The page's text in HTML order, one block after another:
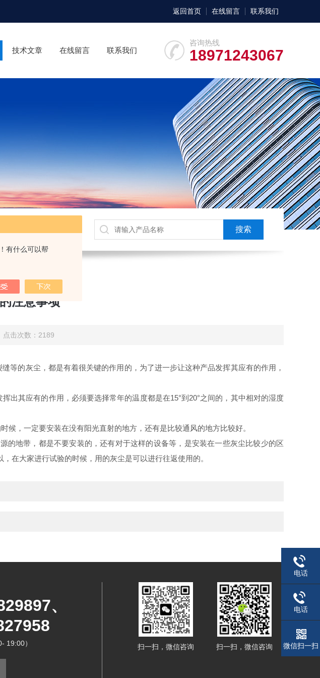
有什么可以帮
返回首页 在线留言 联系我们
咨询热线
18971243067
技术文章 在线留言 联系我们
/耐臭氧老化试验箱
注意事项
击次数：2189
等的灰尘，都是有着很关键的作用的，为了进一步让这种产品发挥其应有的作用，
出其应有的作用，必须要选择常年的温度都是在15°到20°之间的，其中相对的湿度
，一定要安装在没有阳光直射的地方，还有是比较通风的地方比较好。
的地带，都是不要安装的，还有对于这样的设备等，是安装在一些灰尘比较少的区
在大家进行试验的时候，用的灰尘是可以进行往返使用的。
、
19:00） 扫一扫，微信咨询 扫一扫，微信咨询
电话
电话
微信扫一扫